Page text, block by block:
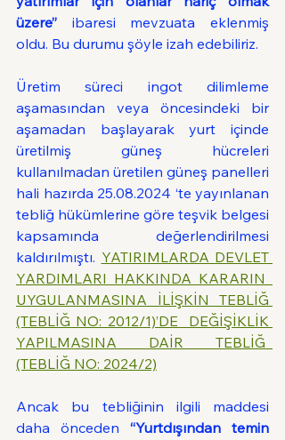
üzere” ibaresi mevzuata eklenmiş
oldu. Bu durumu şöyle izah edebiliriz.
Üretim süreci ingot dilimleme
aşamasından veya öncesindeki bir
aşamadan başlayarak yurt içinde
üretilmiş güneş hücreleri
kullanılmadan üretilen güneş panelleri
hali hazırda 25.08.2024 ‘te yayınlanan
tebliğ hükümlerine göre teşvik belgesi
kapsamında değerlendirilmesi
kaldırılmıştı. YATIRIMLARDA DEVLET
YARDIMLARI HAKKINDA KARARIN
UYGULANMASINA İLİŞKİN TEBLİĞ
(TEBLİĞ NO: 2012/1)’DE  DEĞİŞİKLİK
YAPILMASINA DAİR TEBLİĞ
(TEBLİĞ NO: 2024/2)
Ancak bu tebliğinin ilgili maddesi
daha önceden “Yurtdışından temin